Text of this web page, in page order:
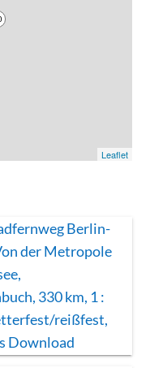
Leaflet
Berlin-
der Metropole
330 km, 1 :
reißfest,
Download